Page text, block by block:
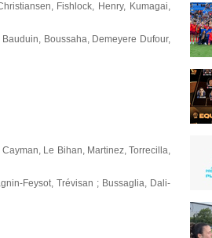
Fishlock, Henry, Kumagai,
Boussaha, Demeyere Dufour,
Le Bihan, Martinez, Torrecilla,
Feysot, Trévisan ; Bussaglia, Dali-